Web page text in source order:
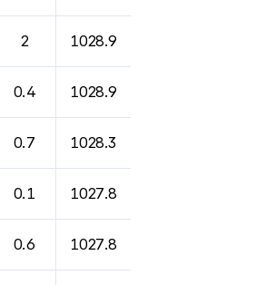
2 1028.9
0.4 1028.9
0.7 1028.3
0.1 1027.8
0.6 1027.8